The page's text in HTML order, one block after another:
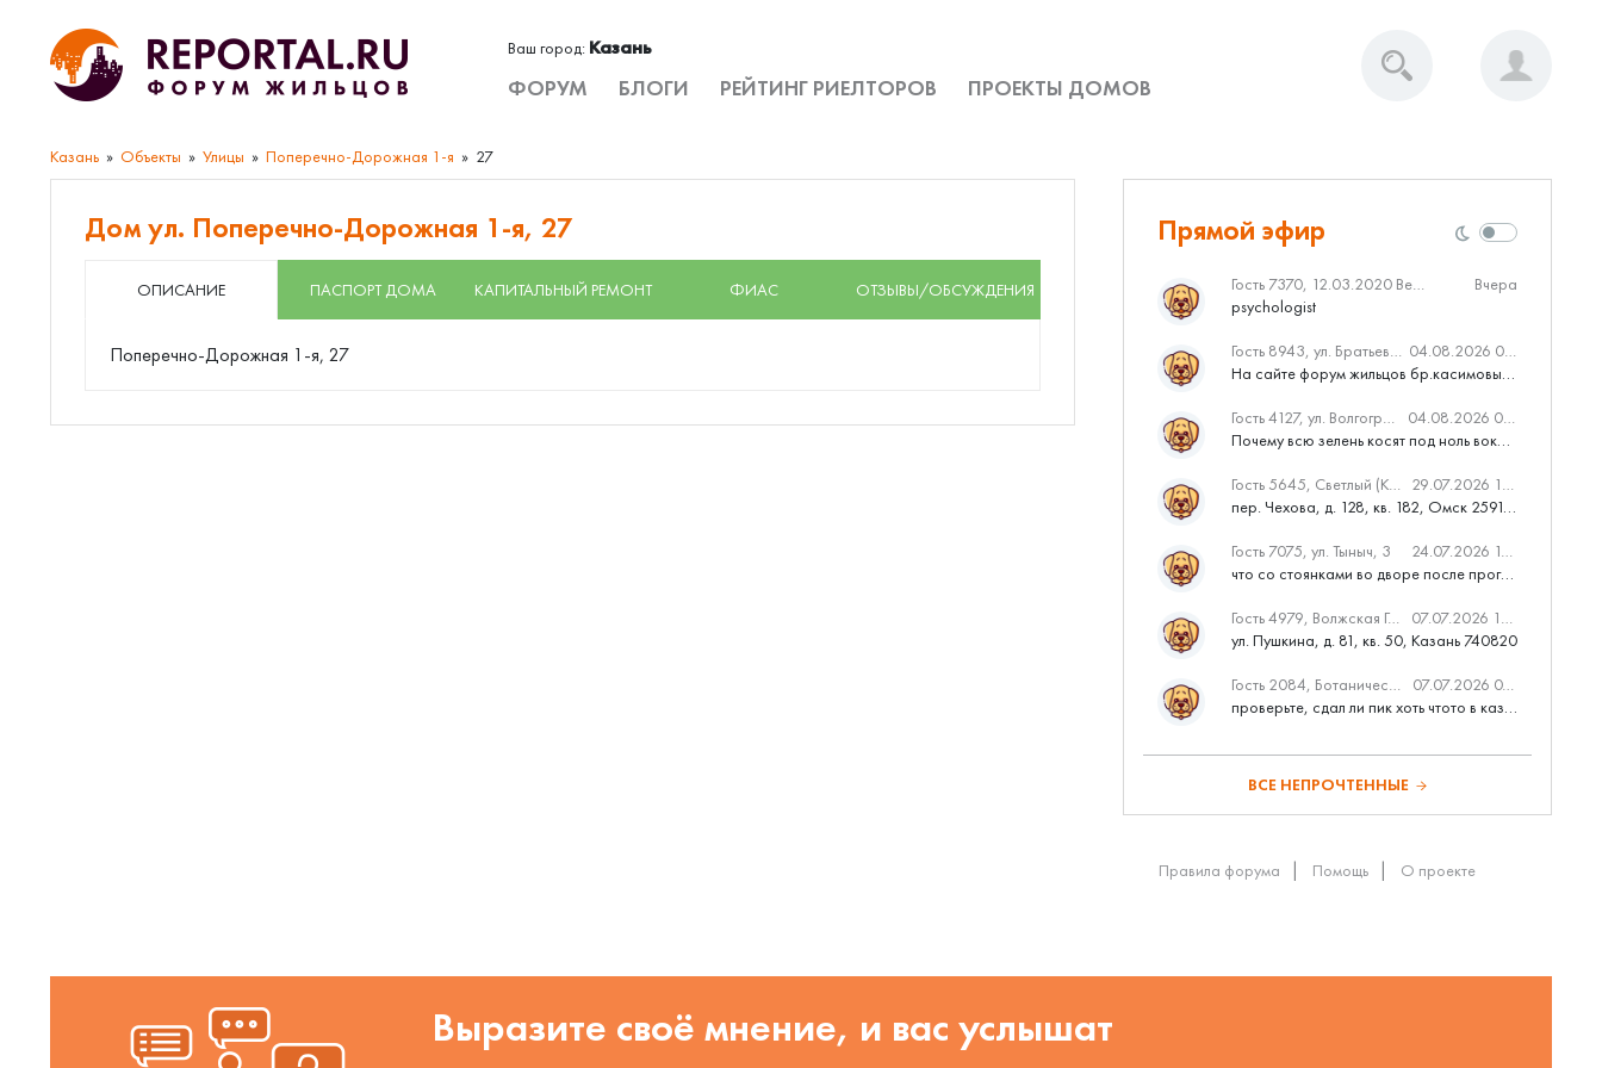
Ваш город: Казань
ФОРУМ БЛОГИ РЕЙТИНГ РИЕЛТОРОВ ПРОЕКТЫ ДОМОВ
Казань Объекты Улицы Поперечно-Дорожная 1-я 27
Дом ул. Поперечно-Дорожная 1-я, 27
ОПИСАНИЕ ПАСПОРТ ДОМА КАПИТАЛЬНЫЙ РЕМОНТ ФИАС ОТЗЫВЫ/ОБСУЖДЕНИЯ
Поперечно-Дорожная 1-я, 27
Прямой эфир
Гость 7370, 12.03.2020 Вебинар от Нмаркет.ПРО: «Актуальное об ипотеке: что нужно знать»
Вчера
psychologist
Гость 8943, ул. Братьев Касимовых, 62 04.08.2026 08:34
На сайте форум жильцов бр.касимовых 62у дома растут красивые...
Гость 4127, ул. Волгоградская, 41 04.08.2026 04:46
Почему всю зелень косят под ноль вокруг дома,в полисадниках....
Гость 5645, Светлый (Куюки) 29.07.2026 10:31
пер. Чехова, д. 128, кв. 182, Омск 259145
Гость 7075, ул. Тыныч, 3 24.07.2026 14:01
что со стоянками во дворе после программы наш двор
Гость 4979, Волжская Гавань
07.07.2026 10:53
ул. Пушкина, д. 81, кв. 50, Казань 740820
Гость 2084, Ботаническая 3 (ПИК, бизнес-класс) 07.07.2026 07:28
проверьте, сдал ли пик хоть чтото в казани вовремя?
ВСЕ НЕПРОЧТЕННЫЕ
Правила форума Помощь О проекте
Выразите своё мнение, и вас услышат